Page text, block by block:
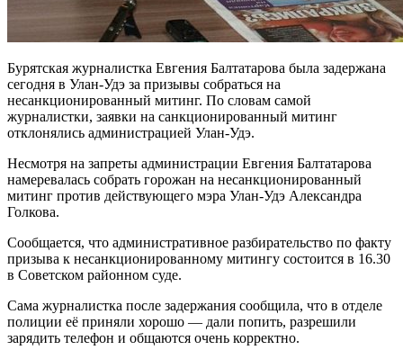
Бурятская журналистка Евгения Балтатарова была задержана
сегодня в Улан-Удэ за призывы собраться на
несанкционированный митинг. По словам самой
журналистки, заявки на санкционированный митинг
отклонялись администрацией Улан-Удэ.
Несмотря на запреты администрации Евгения Балтатарова
намеревалась собрать горожан на несанкционированный
митинг против действующего мэра Улан-Удэ Александра
Голкова.
Сообщается, что административное разбирательство по факту
призыва к несанкционированному митингу состоится в 16.30
в Советском районном суде.
Сама журналистка после задержания сообщила, что в отделе
полиции её приняли хорошо — дали попить, разрешили
зарядить телефон и общаются очень корректно.